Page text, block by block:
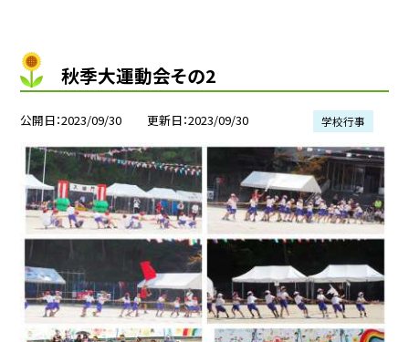
秋季大運動会その2
公開日 2023/09/30 更新日 2023/09/30 学校行事